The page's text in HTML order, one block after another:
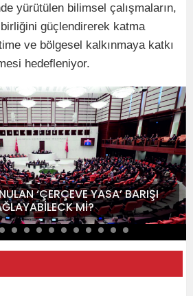
yürütülen bilimsel çalışmaların,
güçlendirerek katma
ve bölgesel kalkınmaya katkı
hedefleniyor.
‘ÇERÇEVE YASA’ BARIŞI
Mİ?